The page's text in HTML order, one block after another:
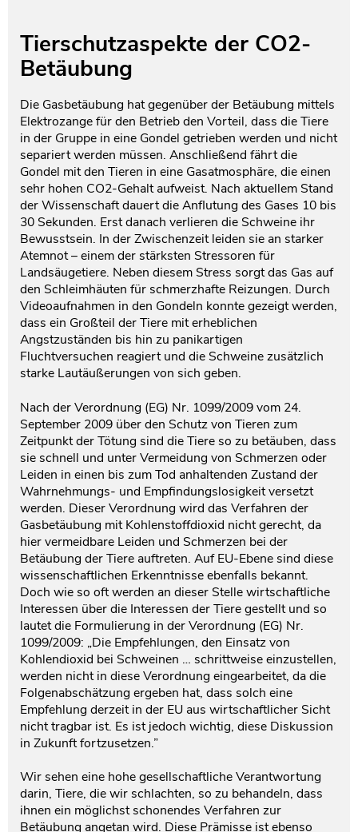
Tierschutzaspekte der CO2-
Betäubung
Die Gasbetäubung hat gegenüber der Betäubung mittels
Elektrozange für den Betrieb den Vorteil, dass die Tiere
in der Gruppe in eine Gondel getrieben werden und nicht
separiert werden müssen. Anschließend fährt die
Gondel mit den Tieren in eine Gasatmosphäre, die einen
sehr hohen CO2-Gehalt aufweist. Nach aktuellem Stand
der Wissenschaft dauert die Anflutung des Gases 10 bis
30 Sekunden. Erst danach verlieren die Schweine ihr
Bewusstsein. In der Zwischenzeit leiden sie an starker
Atemnot – einem der stärksten Stressoren für
Landsäugetiere. Neben diesem Stress sorgt das Gas auf
den Schleimhäuten für schmerzhafte Reizungen. Durch
Videoaufnahmen in den Gondeln konnte gezeigt werden,
dass ein Großteil der Tiere mit erheblichen
Angstzuständen bis hin zu panikartigen
Fluchtversuchen reagiert und die Schweine zusätzlich
starke Lautäußerungen von sich geben.
Nach der Verordnung (EG) Nr. 1099/2009 vom 24.
September 2009 über den Schutz von Tieren zum
Zeitpunkt der Tötung sind die Tiere so zu betäuben, dass
sie schnell und unter Vermeidung von Schmerzen oder
Leiden in einen bis zum Tod anhaltenden Zustand der
Wahrnehmungs- und Empfindungslosigkeit versetzt
werden. Dieser Verordnung wird das Verfahren der
Gasbetäubung mit Kohlenstoffdioxid nicht gerecht, da
hier vermeidbare Leiden und Schmerzen bei der
Betäubung der Tiere auftreten. Auf EU-Ebene sind diese
wissenschaftlichen Erkenntnisse ebenfalls bekannt.
Doch wie so oft werden an dieser Stelle wirtschaftliche
Interessen über die Interessen der Tiere gestellt und so
lautet die Formulierung in der Verordnung (EG) Nr.
1099/2009: „Die Empfehlungen, den Einsatz von
Kohlendioxid bei Schweinen … schrittweise einzustellen,
werden nicht in diese Verordnung eingearbeitet, da die
Folgenabschätzung ergeben hat, dass solch eine
Empfehlung derzeit in der EU aus wirtschaftlicher Sicht
nicht tragbar ist. Es ist jedoch wichtig, diese Diskussion
in Zukunft fortzusetzen.”
Wir sehen eine hohe gesellschaftliche Verantwortung
darin, Tiere, die wir schlachten, so zu behandeln, dass
ihnen ein möglichst schonendes Verfahren zur
Betäubung angetan wird. Diese Prämisse ist ebenso